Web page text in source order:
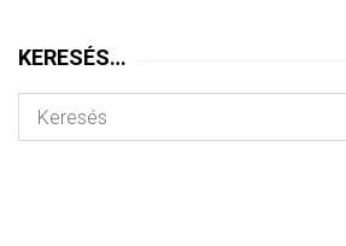
KERESÉS…